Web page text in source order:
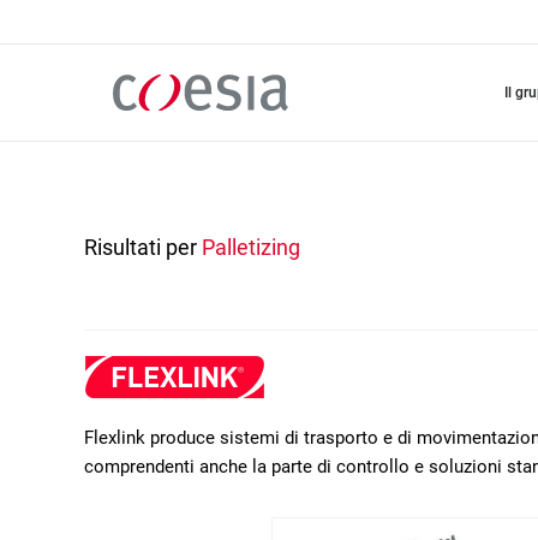
il
Risultati per Palletizing
Flexlink produce sistemi di trasporto e di
comprendenti anche la parte di controllo e soluzioni